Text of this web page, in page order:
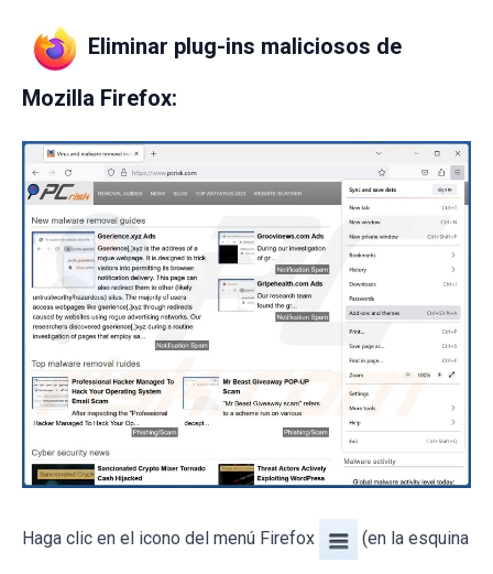
Eliminar plug-ins maliciosos de
Mozilla Firefox:
Haga clic en el icono del menú Firefox (en la esquina